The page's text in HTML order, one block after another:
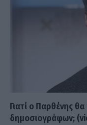
Γιατί ο Παρθένης
δημοσιογράφων;